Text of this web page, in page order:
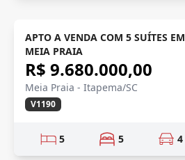
ENTREGA 2027
Vídeo
APTO A VENDA COM 5 SUÍTES EM
MEIA PRAIA
R$ 9.680.000,00
Meia Praia - Itapema/SC
V1190
5 5 4